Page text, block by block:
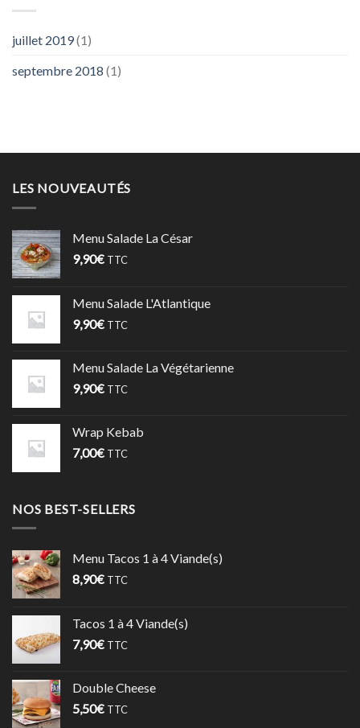
juillet 2019(1)
septembre 2018 (1)
LES NOUVEAUTÉS
Menu Salade La César
9,90€ TTC
Menu Salade L'Atlantique
9,90€ TTC
Menu Salade La Végétarienne
9,90€ TTC
Wrap Kebab
7,00€ TTC
NOS BEST-SELLERS
Menu Tacos 1 à 4 Viande(s)
8,90€ TTC
Tacos 1 à 4 Viande(s)
7,90€ TTC
Double Cheese
5,50€ TTC